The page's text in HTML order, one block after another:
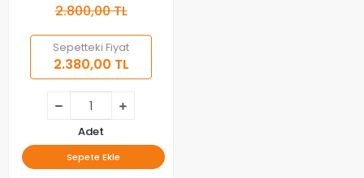
2.800,00 TL
Sepetteki Fiyat
2.380,00 TL
Adet
Sepete Ekle